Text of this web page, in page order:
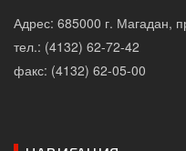
Адрес: 685000 г. Магадан,
тел.: (4132) 62-72-42
факс: (4132) 62-05-00